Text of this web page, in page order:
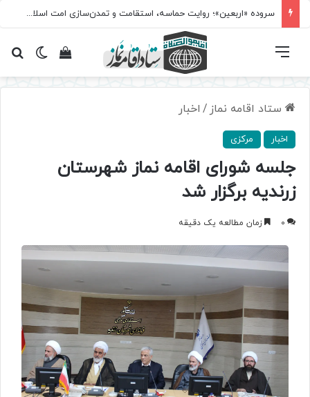
سروده‌ «اربعین»؛ روایت حماسه، استقامت و تمدن‌سازی امت اسلامی
تغییرمشاهده فهرست
ستاد اقامه نماز / اخبار
اخبار مرکزی
جلسه شورای اقامه نماز شهرستان
زرندیه برگزار شد
0 زمان مطالعه یک دقیقه